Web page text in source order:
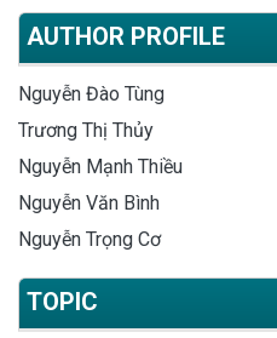
AUTHOR PROFILE
Nguyễn Đào Tùng
Trương Thị Thủy
Nguyễn Mạnh Thiều
Nguyễn Văn Bình
Nguyễn Trọng Cơ
TOPIC